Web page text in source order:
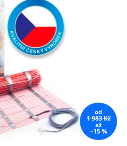
od
1 983 Kč
až
–15 %